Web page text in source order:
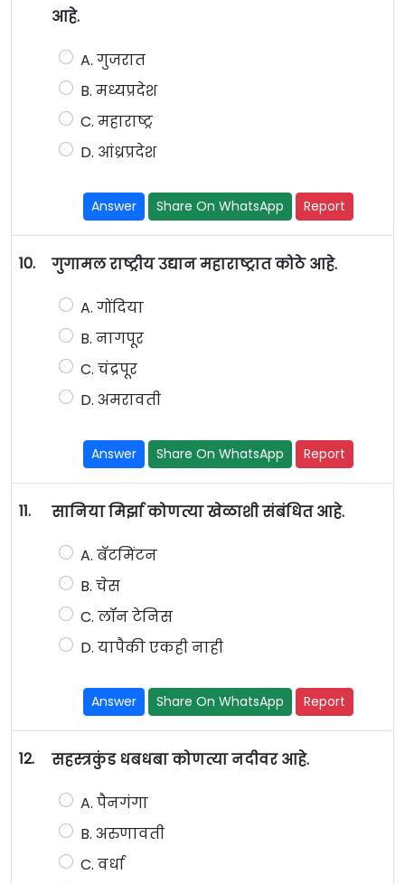
आहे.
A. गुजरात
B. मध्यप्रदेश
C. महाराष्ट्र
D. आंध्रप्रदेश
Answer Share On WhatsApp Report
10. गुगामल राष्ट्रीय उद्यान महाराष्ट्रात कोठे आहे.
A. गोंदिया
B. नागपूर
C. चंद्रपूर
D. अमरावती
Answer Share On WhatsApp Report
11. सानिया मिर्झा कोणत्या खेळाशी संबंधित आहे.
A. बॅटमिंटन
B. चेस
C. लॉन टेनिस
D. यापैकी एकही नाही
Answer Share On WhatsApp Report
12. सहस्त्रकुंड धबधबा कोणत्या नदीवर आहे.
A. पैनगंगा
B. अरुणावती
C. वर्धा